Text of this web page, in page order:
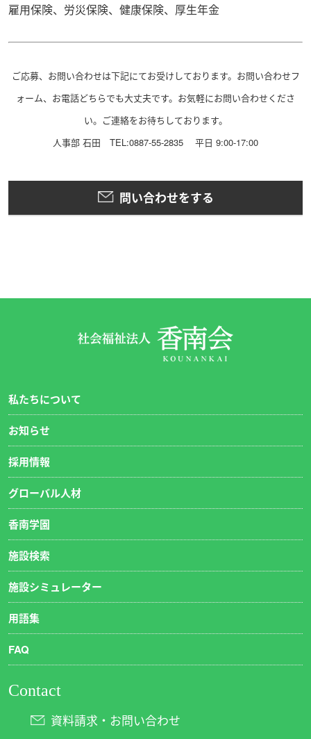
雇用保険、労災保険、健康保険、厚生年金
ご応募、お問い合わせは下記にてお受けしております。お問い合わせフ
ォーム、お電話どちらでも大丈夫です。お気軽にお問い合わせくださ
い。ご連絡をお待ちしております。
人事部 石田 TEL:0887-55-2835 平日 9:00-17:00
問い合わせをする
私たちについて
お知らせ
採用情報
グローバル人材
香南学園
施設検索
施設シミュレーター
用語集
FAQ
Contact
資料請求・お問い合わせ